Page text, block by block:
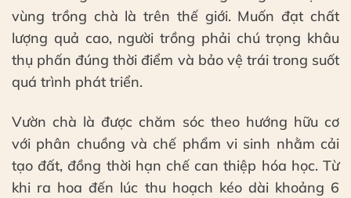
vùng trồng chà là trên thế giới. Muốn đạt chất
lượng quả cao, người trồng phải chú trọng khâu
thụ phấn đúng thời điểm và bảo vệ trái trong suốt
quá trình phát triển.
Vườn chà là được chăm sóc theo hướng hữu cơ
với phân chuồng và chế phẩm vi sinh nhằm cải
tạo đất, đồng thời hạn chế can thiệp hóa học. Từ
khi ra hoa đến lúc thu hoạch kéo dài khoảng 6